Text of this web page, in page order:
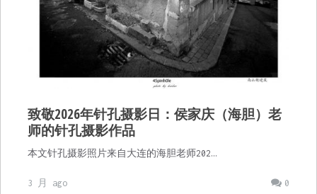
致敬2026年针孔摄影日：侯家庆（海胆）老
师的针孔摄影作品
本文针孔摄影照片来自大连的海胆老师202…
0
3 月 ago